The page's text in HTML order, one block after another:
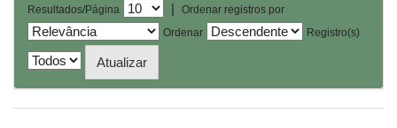
Resultados/Página |
Ordenar registros por
Ordenar
Registro(s)